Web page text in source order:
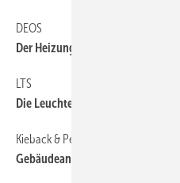
DEOS
Der Heizung hineinfunken
LTS
Die Leuchte muss ins Runde
Kieback & Peter
Gebäudeanlagen ­orchestrieren